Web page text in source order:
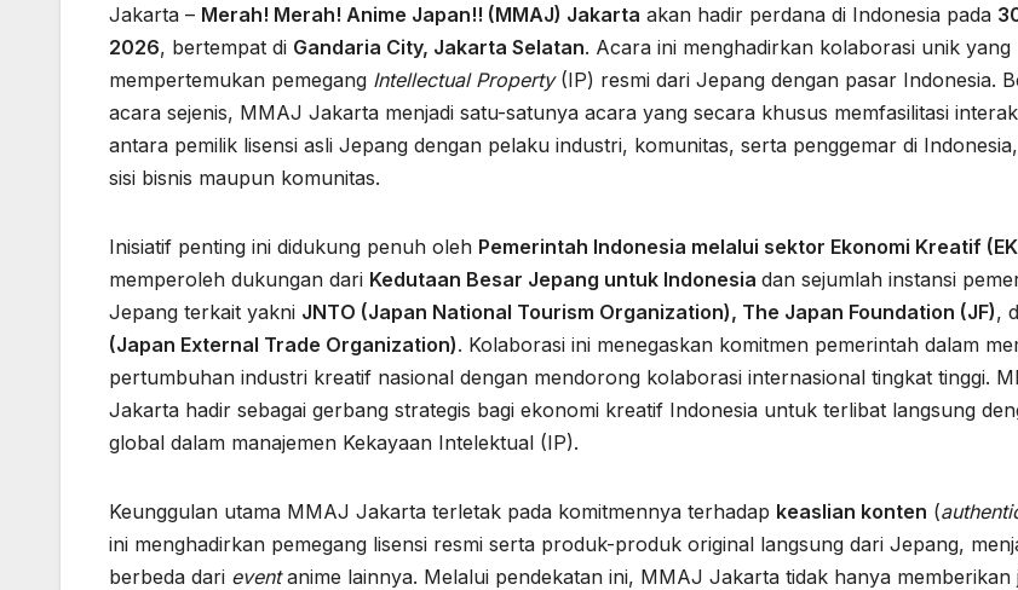
Jakarta – Merah! Merah! Anime Japan!! (MMAJ) Jakarta akan hadir perdana di Indonesia pada
2026, bertempat di Gandaria City, Jakarta Selatan. Acara ini menghadirkan kolaborasi unik yang
mempertemukan pemegang Intellectual Property(IP) resmi dari Jepang dengan pasar Indonesia.
acara sejenis, MMAJ Jakarta menjadi satu-satunya acara yang secara khusus memfasilitasi
antara pemilik lisensi asli Jepang dengan pelaku industri, komunitas, serta penggemar di
sisi bisnis maupun komunitas.
Inisiatif penting ini didukung penuh oleh Pemerintah Indonesia melalui sektor Ekonomi Kreatif
memperoleh dukungan dari Kedutaan Besar Jepang untuk Indonesia dan sejumlah instansi
Jepang terkait yakni JNTO (Japan National Tourism Organization), The Japan Foundation (JF),
(Japan External Trade Organization). Kolaborasi ini menegaskan komitmen pemerintah dalam
pertumbuhan industri kreatif nasional dengan mendorong kolaborasi internasional tingkat tinggi.
Jakarta hadir sebagai gerbang strategis bagi ekonomi kreatif Indonesia untuk terlibat langsung
global dalam manajemen Kekayaan Intelektual (IP).
Keunggulan utama MMAJ Jakarta terletak pada komitmennya terhadap keaslian konten (
ini menghadirkan pemegang lisensi resmi serta produk-produk original langsung dari Jepang,
berbeda dari eventanime lainnya. Melalui pendekatan ini, MMAJ Jakarta tidak hanya memberikan